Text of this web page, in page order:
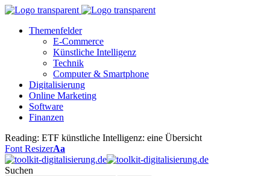
Themenfelder
E-Commerce
Künstliche Intelligenz
Technik
Computer & Smartphone
Digitalisierung
Online Marketing
Software
Finanzen
Reading: ETF künstliche Intelligenz: eine Übersicht
Font ResizerAa
Suchen